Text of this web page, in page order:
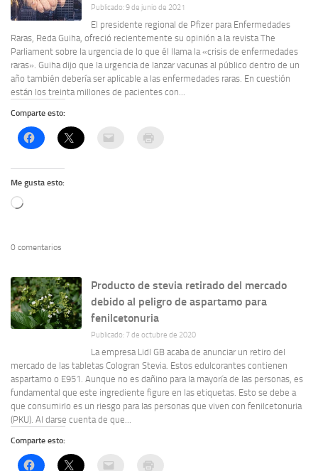
Publicado: 9 de junio de 2021
El presidente regional de Pfizer para Enfermedades
Raras, Reda Guiha, ofreció recientemente su opinión a la revista The
Parliament sobre la urgencia de lo que él llama la «crisis de enfermedades
raras». Guiha dijo que la urgencia de lanzar vacunas al público dentro de un
año también debería ser aplicable a las enfermedades raras. En cuestión
están los treinta millones de pacientes con...
Comparte esto:
Me gusta esto:
Cargando...
0 comentarios
Producto de stevia retirado del mercado
debido al peligro de aspartamo para
fenilcetonuria
Publicado: 7 de octubre de 2020
La empresa Lidl GB acaba de anunciar un retiro del
mercado de las tabletas Cologran Stevia. Estos edulcorantes contienen
aspartamo o E951. Aunque no es dañino para la mayoría de las personas, es
fundamental que este ingrediente figure en las etiquetas. Esto se debe a
que consumirlo es un riesgo para las personas que viven con fenilcetonuria
(PKU). Al darse cuenta de que...
Comparte esto: